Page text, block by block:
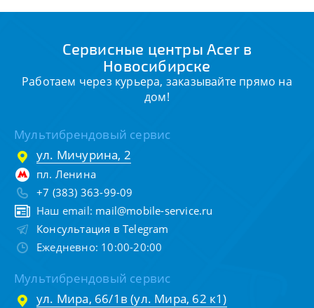
Сервисные центры Acer в
Новосибирске
Работаем через курьера, заказывайте прямо на
дом!
Мультибрендовый сервис
ул. Мичурина, 2
пл. Ленина
+7 (383) 363-99-09
Наш email: mail@mobile-service.ru
Консультация в Telegram
Ежедневно: 10:00-20:00
Мультибрендовый сервис
ул. Мира, 66/1в (ул. Мира, 62 к1)